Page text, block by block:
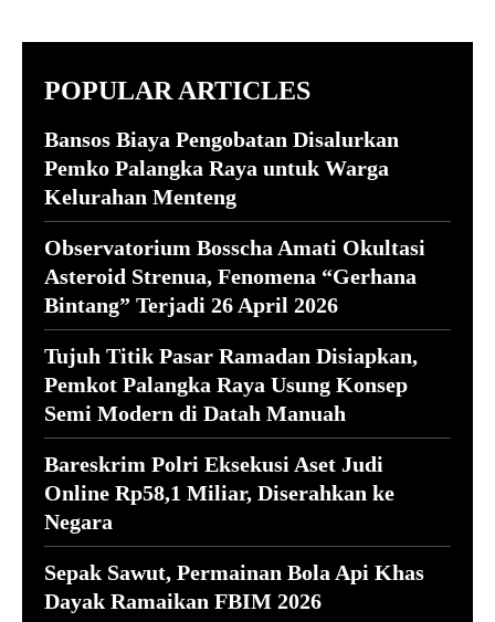
POPULAR ARTICLES
Bansos Biaya Pengobatan Disalurkan
Pemko Palangka Raya untuk Warga
Kelurahan Menteng
Observatorium Bosscha Amati Okultasi
Asteroid Strenua, Fenomena “Gerhana
Bintang” Terjadi 26 April 2026
Tujuh Titik Pasar Ramadan Disiapkan,
Pemkot Palangka Raya Usung Konsep
Semi Modern di Datah Manuah
Bareskrim Polri Eksekusi Aset Judi
Online Rp58,1 Miliar, Diserahkan ke
Negara
Sepak Sawut, Permainan Bola Api Khas
Dayak Ramaikan FBIM 2026